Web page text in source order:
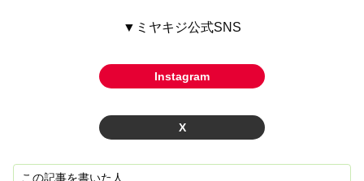
▼ミヤキジ公式SNS
Instagram
X
この記事を書いた人